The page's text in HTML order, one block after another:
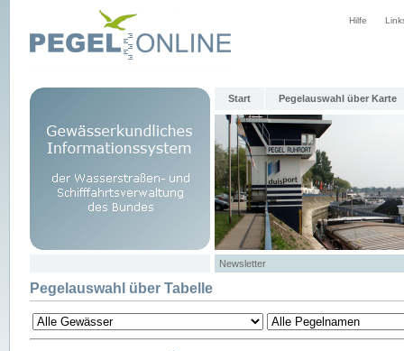
Hilfe
Start Pegelauswahl über Karte
Newsletter
Pegelauswahl über Tabelle